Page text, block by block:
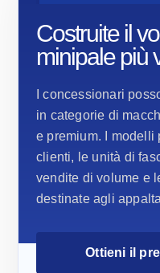
Costruite il
minipale più
I concessionari
in categorie di
e premium. I modelli
clienti, le unità di
vendite di volume e
destinate agli
Ottieni il